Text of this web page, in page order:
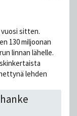
sitten.
130 miljoonan
linnan lähelle.
lehden